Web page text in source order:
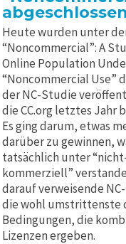
abgeschlossen
Heute wurden unter
“Noncommercial”: A
Online Population
“Noncommercial Use”
der NC-Studie
die CC.org letztes Jahr
Es ging darum, etwas
darüber zu gewinnen,
tatsächlich unter
kommerziell”
darauf verweisende
die wohl umstrittenste
Bedingungen, die
Lizenzen ergeben.